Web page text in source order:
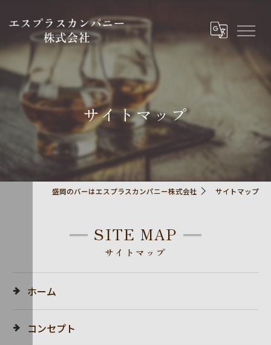
サイトマップ
盛岡のバーはエスプラスカンパニー株式会社 サイトマップ
サイトマップ
SITE MAP
ホーム
コンセプト